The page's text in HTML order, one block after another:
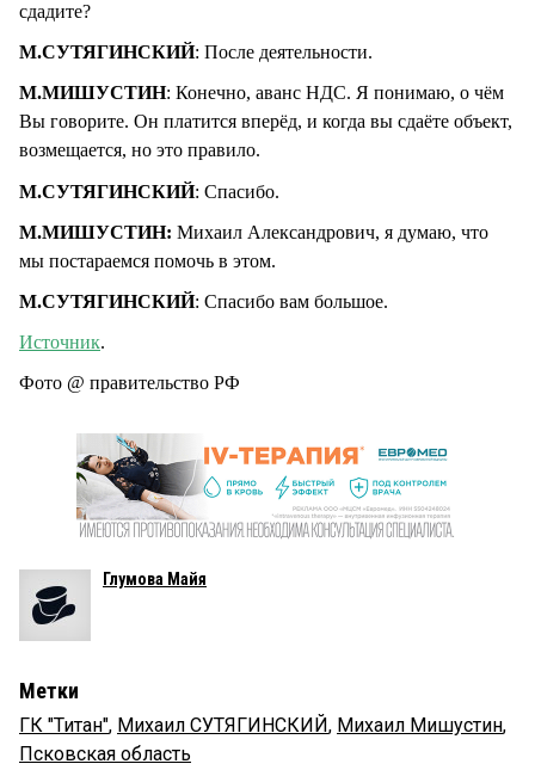
сдадите?
М.СУТЯГИНСКИЙ: После деятельности.
М.МИШУСТИН: Конечно, аванс НДС. Я понимаю, о чём
Вы говорите. Он платится вперёд, и когда вы сдаёте объект,
возмещается, но это правило.
М.СУТЯГИНСКИЙ: Спасибо.
М.МИШУСТИН: Михаил Александрович, я думаю, что
мы постараемся помочь в этом.
М.СУТЯГИНСКИЙ: Спасибо вам большое.
Источник.
Фото @ правительство РФ
Глумова Майя
Метки
ГК "Титан", Михаил СУТЯГИНСКИЙ, Михаил Мишустин,
Псковская область